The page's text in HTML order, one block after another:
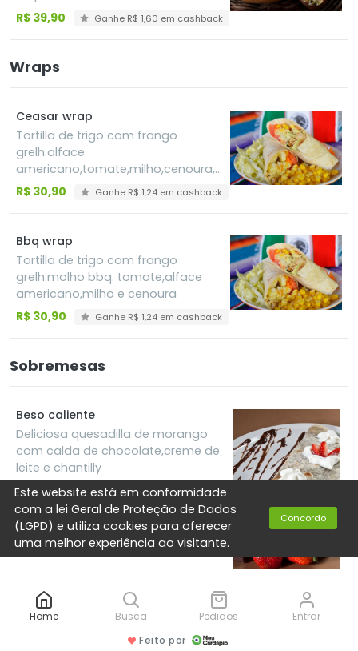
R$ 39,90
Ganhe R$ 1,60 em cashback
Wraps
Ceasar wrap
Tortilla de trigo com frango
grelh.alface
americano,tomate,milho,cenoura,
croutons e molho ceasar
R$ 30,90 Ganhe R$ 1,24 em cashback
Bbq wrap
Tortilla de trigo com frango
grelh.molho bbq. tomate,alface
americano,milho e cenoura
R$ 30,90
Ganhe R$ 1,24 em cashback
Sobremesas
Beso caliente
Deliciosa quesadilla de morango
com calda de chocolate,creme de
leite e chantilly
R$ 22,40
Ganhe R$ 0,90 em cashback
Nachos guapos
de leite ,chantilly e chips decorando
Este website está em conformidade
com a lei Geral de Proteção de Dados
(LGPD) e utiliza cookies para oferecer
uma melhor experiência ao visitante.
Concordo
Home Busca Pedidos
Entrar
Feito por